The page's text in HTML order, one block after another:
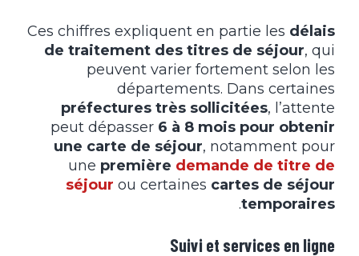
Ces chiffres expliquent en partie les délais
de traitement des titres de séjour, qui
peuvent varier fortement selon les
départements. Dans certaines
préfectures très sollicitées, l’attente
peut dépasser 6 à 8 mois pour obtenir
une carte de séjour, notamment pour
une première demande de titre de
séjour ou certaines cartes de séjour
temporaires
.
Suivi et services en ligne